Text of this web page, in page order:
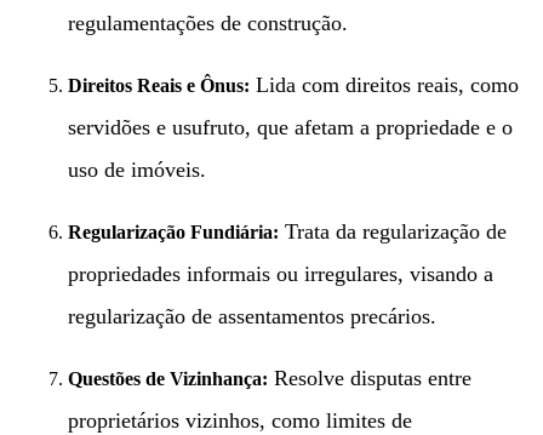
regulamentações de construção.
Direitos Reais e Ônus: Lida com direitos reais, como
servidões e usufruto, que afetam a propriedade e o
uso de imóveis.
Regularização Fundiária: Trata da regularização de
propriedades informais ou irregulares, visando a
regularização de assentamentos precários.
Questões de Vizinhança: Resolve disputas entre
proprietários vizinhos, como limites de